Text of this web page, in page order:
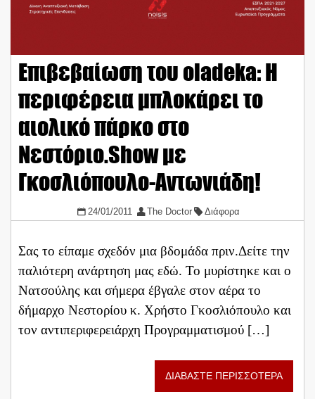
Επιβεβαίωση του oladeka: Η
περιφέρεια μπλοκάρει το
αιολικό πάρκο στο
Νεστόριο.Show με
Γκοσλιόπουλο-Αντωνιάδη!
24/01/2011 The Doctor Διάφορα
Σας το είπαμε σχεδόν μια βδομάδα πριν.Δείτε την
παλιότερη ανάρτηση μας εδώ. Το μυρίστηκε και ο
Νατσούλης και σήμερα έβγαλε στον αέρα το
δήμαρχο Νεστορίου κ. Χρήστο Γκοσλιόπουλο και
τον αντιπεριφερειάρχη Προγραμματισμού […]
ΔΙΑΒΑΣΤΕ ΠΕΡΙΣΣΟΤΕΡΑ